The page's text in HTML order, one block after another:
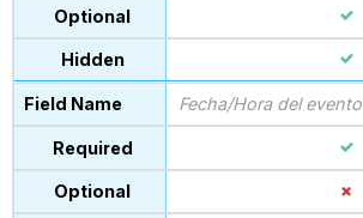
Fecha/Hora del evento